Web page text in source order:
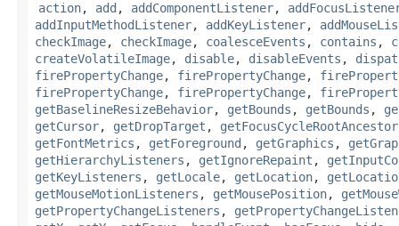
action, add , addComponentListener,
addInputMethodListener, addKeyListener,
checkImage, checkImage, coalesceEvents , contains ,
createVolatileImage, disable, disableEvents ,
firePropertyChange, firePropertyChange,
firePropertyChange, firePropertyChange,
getBaselineResizeBehavior, getBounds , getBounds ,
getCursor, getDropTarget , getFocusCycleRootAncestor
getFontMetrics , getForeground , getGraphics ,
getHierarchyListeners , getIgnoreRepaint ,
getKeyListeners , getLocale, getLocation,
getMouseMotionListeners , getMousePosition,
getPropertyChangeListeners ,